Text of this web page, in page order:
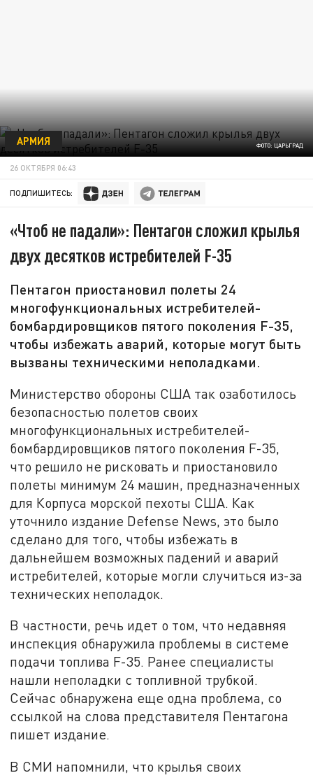
ФОТО: ЦАРЬГРАД
АРМИЯ
26 ОКТЯБРЯ 06:43
ПОДПИШИТЕСЬ:
«Чтоб не падали»: Пентагон сложил крылья
двух десятков истребителей F-35
Пентагон приостановил полеты 24
многофункциональных истребителей-
бомбардировщиков пятого поколения F-35,
чтобы избежать аварий, которые могут быть
вызваны техническими неполадками.
Министерство обороны США так озаботилось
безопасностью полетов своих
многофункциональных истребителей-
бомбардировщиков пятого поколения F-35,
что решило не рисковать и приостановило
полеты минимум 24 машин, предназначенных
для Корпуса морской пехоты США. Как
уточнило издание Defense News, это было
сделано для того, чтобы избежать в
дальнейшем возможных падений и аварий
истребителей, которые могли случиться из-за
технических неполадок.
В частности, речь идет о том, что недавняя
инспекция обнаружила проблемы в системе
подачи топлива F-35. Ранее специалисты
нашли неполадки с топливной трубкой.
Сейчас обнаружена еще одна проблема, со
ссылкой на слова представителя Пентагона
пишет издание.
В СМИ напомнили, что крылья своих